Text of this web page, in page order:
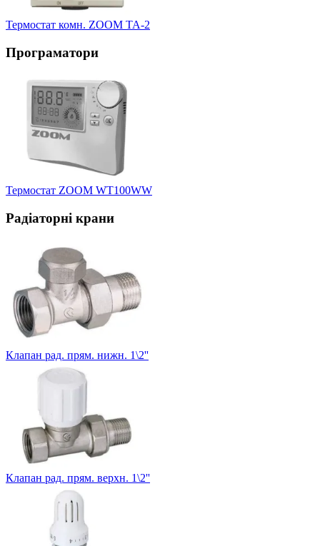
Термостат комн. ZOOM TA-2
Програматори
Термостат ZOOM WT100WW
Радіаторні крани
Клапан рад. прям. нижн. 1\2''
Клапан рад. прям. верхн. 1\2''